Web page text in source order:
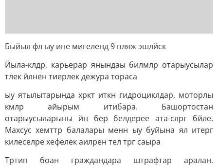
Быйыл фл ыу ине мигеленд 9 пляж эшлйск
Йыла-клдр, карьерар янындаы билмлр отарыусылар
тлек йлнен тиерлек дежура тораса
ыу ятылытарында хркт иткн гидроциклдар, моторлы
кмлр айырым итибара. Башортостан
отарыусыларыны йн бер белдерее ата-слрг бйле.
Махсус хемттр балалары менн ыу буйына ял итерг
килеселре хефелек аилрен тел трг саыра
Тртип боан граждандара штрафтар аралан.